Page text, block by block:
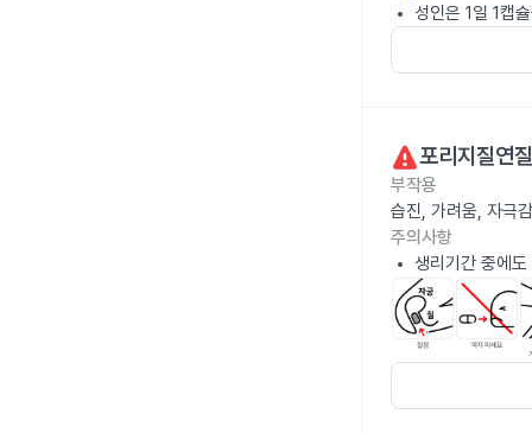
성인은 1일 1캡
포리지질연
부작용
습진, 가려움, 자극
주의사항
생리기간 중에